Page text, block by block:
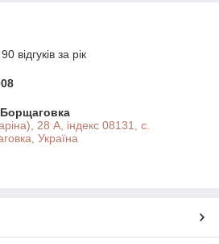
відгуків за рік
28 А, індекс 08131, с.
Україна